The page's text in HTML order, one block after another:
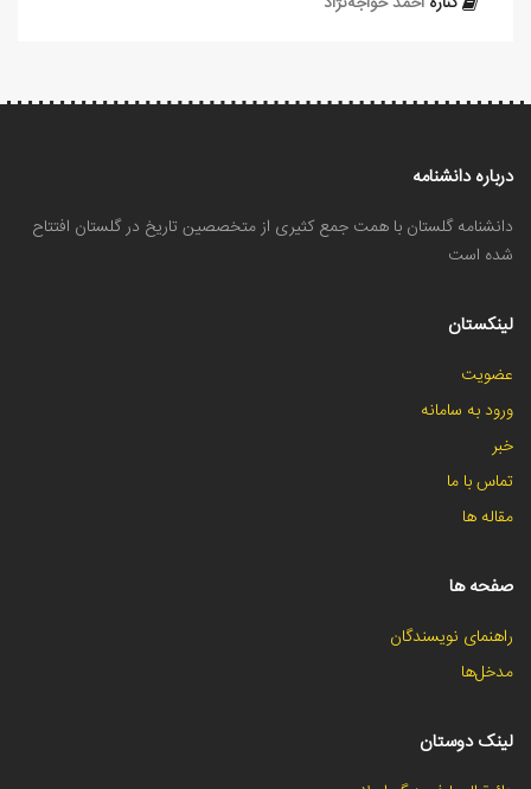
درباره دانشنامه
دانشنامه گلستان با همت جمع کثیری از متخصصین تاریخ در گلستان افتتاح
شده است
لینکستان
عضویت
ورود به سامانه
خبر
تماس با ما
مقاله ها
صفحه ها
راهنمای نویسندگان
مدخل‌ها
لینک دوستان